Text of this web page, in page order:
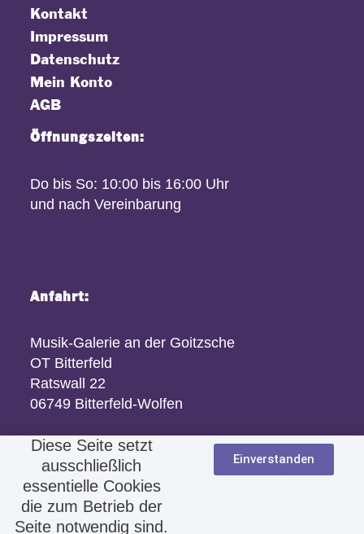
Kontakt
Impressum
Datenschutz
Mein Konto
AGB
Öffnungszeiten:
Do bis So: 10:00 bis 16:00 Uhr
und nach Vereinbarung
Anfahrt:
Musik-Galerie an der Goitzsche
OT Bitterfeld
Ratswall 22
06749 Bitterfeld-Wolfen
Diese Seite setzt
ausschließlich
essentielle Cookies
die zum Betrieb der
Seite notwendig sind.
Einverstanden